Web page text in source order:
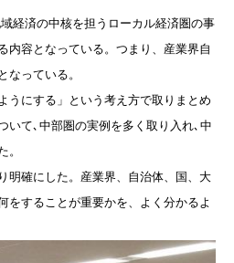
経済の中核を担うローカル経済圏の事
内容となっている。つまり、産業界自
なっている。
うにする」という考え方で取りまとめ
いて､中部圏の実例を多く取り入れ､中
。
明確にした。産業界、自治体、国、大
をすることが重要かを、よく分かるよ